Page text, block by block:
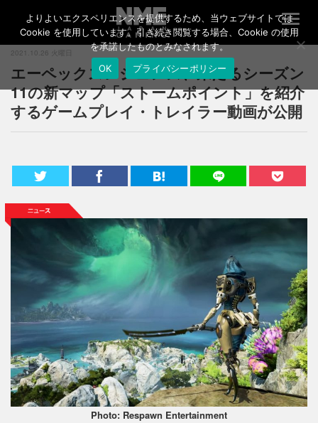
T
o
g
l
e
n
a
a
n
2021.10.26 火曜日
エーペックスレジェンズ、来たるシーズン
11の新マップ「ストームポイント」を紹介
するゲームプレイ・トレイラー動画が公開
Photo: Respawn Entertainment
よりよいエクスペリエンスを提供するため、当ウェブサイトでは
Cookie を使用しています。引き続き閲覧する場合、Cookie の使用
を承諾したものとみなされます。
OK
プライバシーポリシー